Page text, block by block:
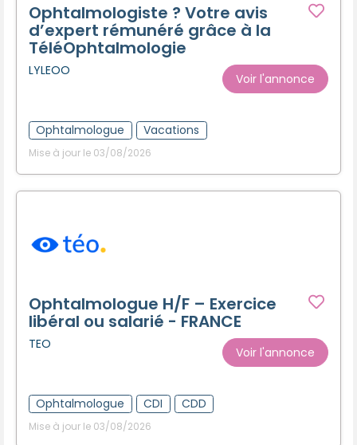
Ophtalmologiste ? Votre avis
d’expert rémunéré grâce à la
TéléOphtalmologie
LYLEOO
Voir l'annonce
Ophtalmologue Vacations
Mise à jour le 03/08/2026
Ophtalmologue H/F – Exercice
libéral ou salarié - FRANCE
TEO
Voir l'annonce
Ophtalmologue CDI CDD
Mise à jour le 03/08/2026